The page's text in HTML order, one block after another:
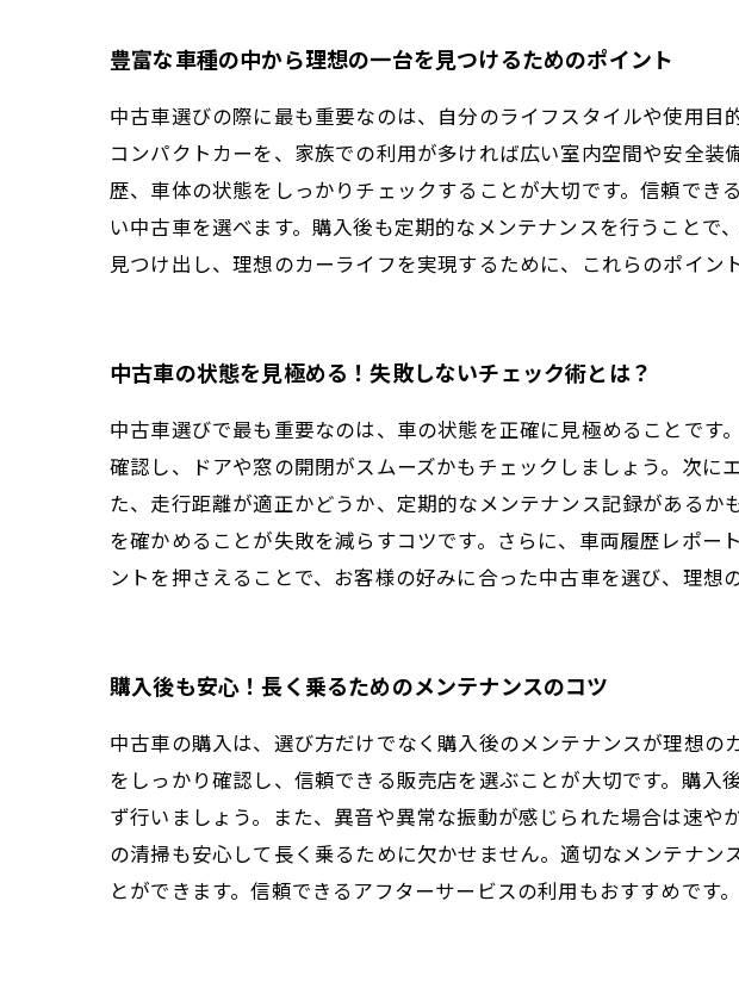
豊富な車種の中から理想の一台を見つけるためのポイント
中古車選びの際に最も重要なのは、自分のライフスタイルや使用
コンパクトカーを、家族での利用が多ければ広い室内空間や安全
歴、車体の状態をしっかりチェックすることが大切です。信頼で
い中古車を選べます。購入後も定期的なメンテナンスを行うこと
見つけ出し、理想のカーライフを実現するために、これらのポイン
中古車の状態を見極める！失敗しないチェック術とは？
中古車選びで最も重要なのは、車の状態を正確に見極めることで
確認し、ドアや窓の開閉がスムーズかもチェックしましょう。次
た、走行距離が適正かどうか、定期的なメンテナンス記録がある
を確かめることが失敗を減らすコツです。さらに、車両履歴レポ
ントを押さえることで、お客様の好みに合った中古車を選び、理想
購入後も安心！長く乗るためのメンテナンスのコツ
中古車の購入は、選び方だけでなく購入後のメンテナンスが理想
をしっかり確認し、信頼できる販売店を選ぶことが大切です。購
ず行いましょう。また、異音や異常な振動が感じられた場合は速
の清掃も安心して長く乗るために欠かせません。適切なメンテナ
とができます。信頼できるアフターサービスの利用もおすすめです